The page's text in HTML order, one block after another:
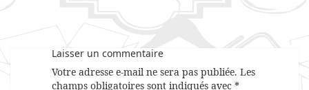
Laisser un commentaire
Votre adresse e-mail ne sera pas publiée. Les
champs obligatoires sont indiqués avec *